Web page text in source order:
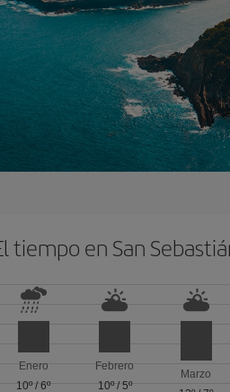
tiempo en San
Enero
10º/6º
Febrero
10º/ 5º
Marzo